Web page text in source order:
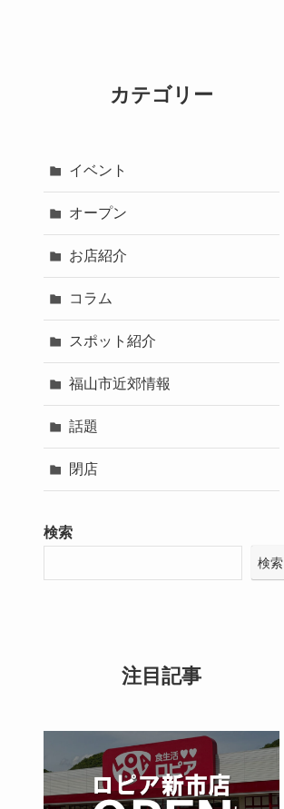
カテゴリー
イベント
オープン
お店紹介
コラム
スポット紹介
福山市近郊情報
話題
閉店
検索
検索
注目記事